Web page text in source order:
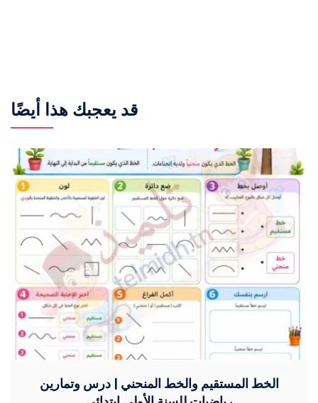
قد يعجبك هذا أيضًا
الخط المستقيم والخط المنحني | درس وتمارين